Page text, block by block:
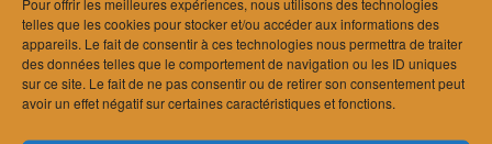
telles que les cookies pour stocker et/ou accéder aux informations des
appareils. Le fait de consentir à ces technologies nous permettra de traiter
des données telles que le comportement de navigation ou les ID uniques
sur ce site. Le fait de ne pas consentir ou de retirer son consentement peut
avoir un effet négatif sur certaines caractéristiques et fonctions.
juillet 2024
juin 2024
avril 2024
mars 2024
février 2024